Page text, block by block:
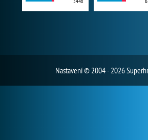
Nastavení© 2004 - 2026